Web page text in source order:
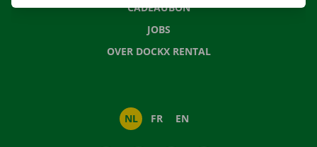
CADEAUBON
JOBS
OVER DOCKX RENTAL
NL FR EN